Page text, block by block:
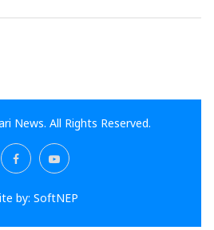
News. All Rights Reserved.
by: SoftNEP